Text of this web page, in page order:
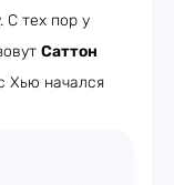
С тех пор у
Саттон
Хью начался